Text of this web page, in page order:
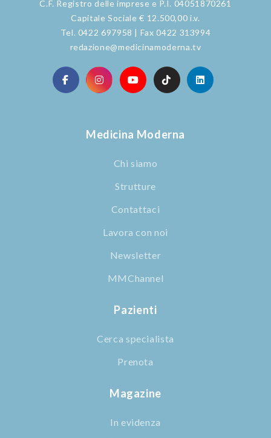
C.F. Registro delle imprese e P.I. 04051870261
Capitale Sociale € 12.500,00 i.v.
Tel. 0422 697958 | Fax 0422 313994
redazione@medicinamoderna.tv
Medicina Moderna
Chi siamo
Strutture
Contattaci
Lavora con noi
Newsletter
MMChannel
Pazienti
Cerca specialista
Prenota
Magazine
In evidenza